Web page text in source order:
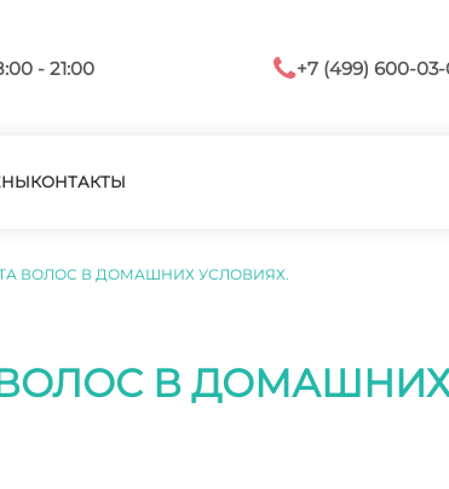
- 21:00 +7 (499) 600-03-
КОНТАКТЫ
ВОЛОС В ДОМАШНИХ УСЛОВИЯХ.
В